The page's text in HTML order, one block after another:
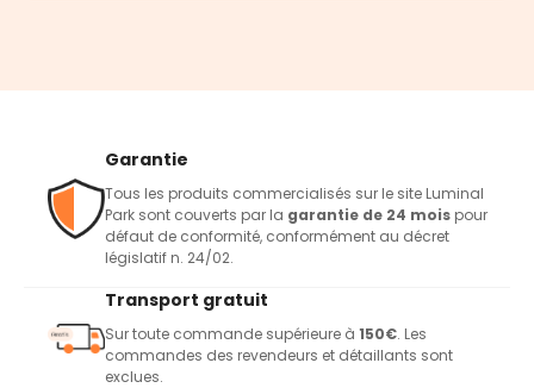
Garantie
Tous les produits commercialisés sur le site Luminal
Park sont couverts par la garantie de 24 mois pour
défaut de conformité, conformément au décret
législatif n. 24/02.
Transport gratuit
Sur toute commande supérieure à 150€. Les
commandes des revendeurs et détaillants sont
exclues.